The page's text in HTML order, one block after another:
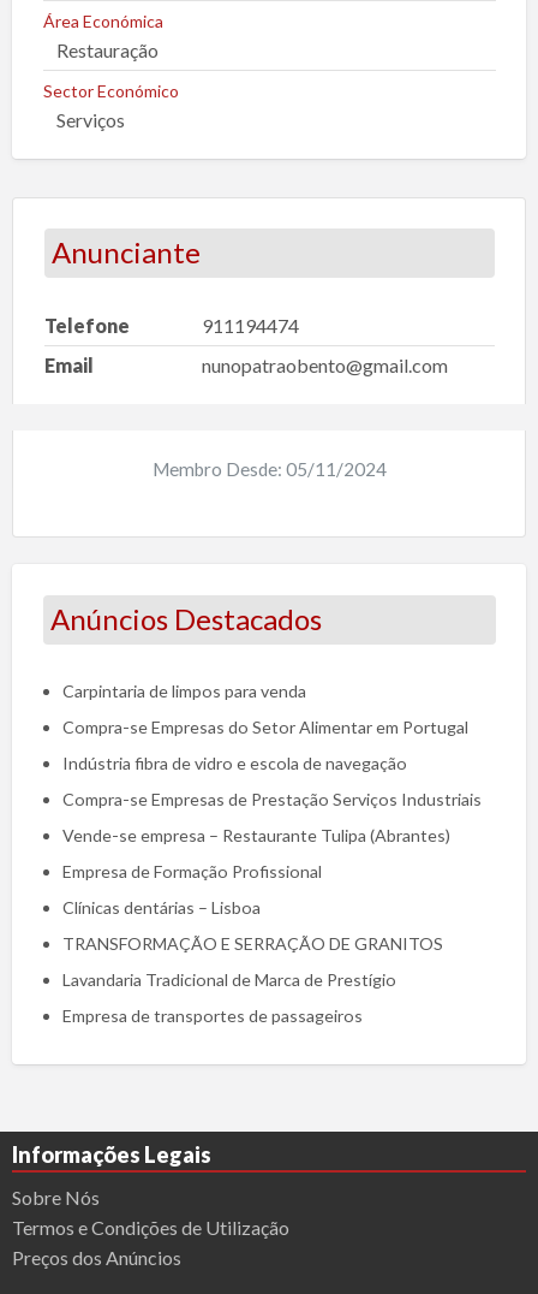
m
a
Área Económica
Restauração
Sector Económico
Serviços
Anunciante
Telefone
911194474
Email
nunopatraobento@gmail.com
Membro Desde: 05/11/2024
Anúncios Destacados
Carpintaria de limpos para venda
Compra-se Empresas do Setor Alimentar em Portugal
Indústria fibra de vidro e escola de navegação
Compra-se Empresas de Prestação Serviços Industriais
Vende-se empresa – Restaurante Tulipa (Abrantes)
Empresa de Formação Profissional
Clínicas dentárias – Lisboa
TRANSFORMAÇÃO E SERRAÇÃO DE GRANITOS
Lavandaria Tradicional de Marca de Prestígio
Empresa de transportes de passageiros
Informações Legais
Sobre Nós
Termos e Condições de Utilização
Preços dos Anúncios